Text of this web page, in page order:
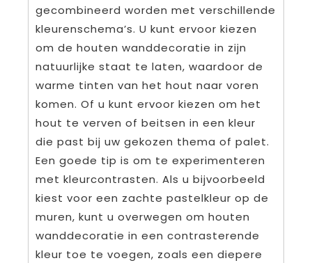
gecombineerd worden met verschillende
kleurenschema’s. U kunt ervoor kiezen
om de houten wanddecoratie in zijn
natuurlijke staat te laten, waardoor de
warme tinten van het hout naar voren
komen. Of u kunt ervoor kiezen om het
hout te verven of beitsen in een kleur
die past bij uw gekozen thema of palet.
Een goede tip is om te experimenteren
met kleurcontrasten. Als u bijvoorbeeld
kiest voor een zachte pastelkleur op de
muren, kunt u overwegen om houten
wanddecoratie in een contrasterende
kleur toe te voegen, zoals een diepere